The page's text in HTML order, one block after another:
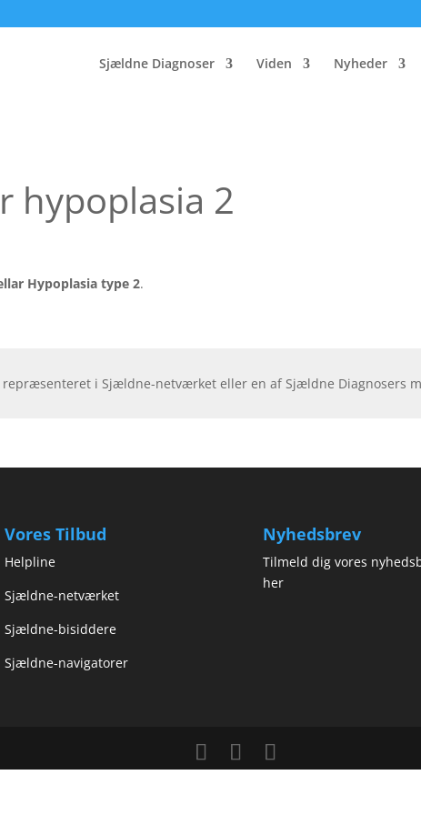
Sjældne Diagnoser Viden Nyheder
hypoplasia 2
Hypoplasia type 2.
repræsenteret i Sjældne-netværket eller en af Sjældne Diagnosers
Vores Tilbud
Helpline
Sjældne-netværket
Sjældne-bisiddere
Sjældne-navigatorer
Nyhedsbrev
Tilmeld dig vores
her